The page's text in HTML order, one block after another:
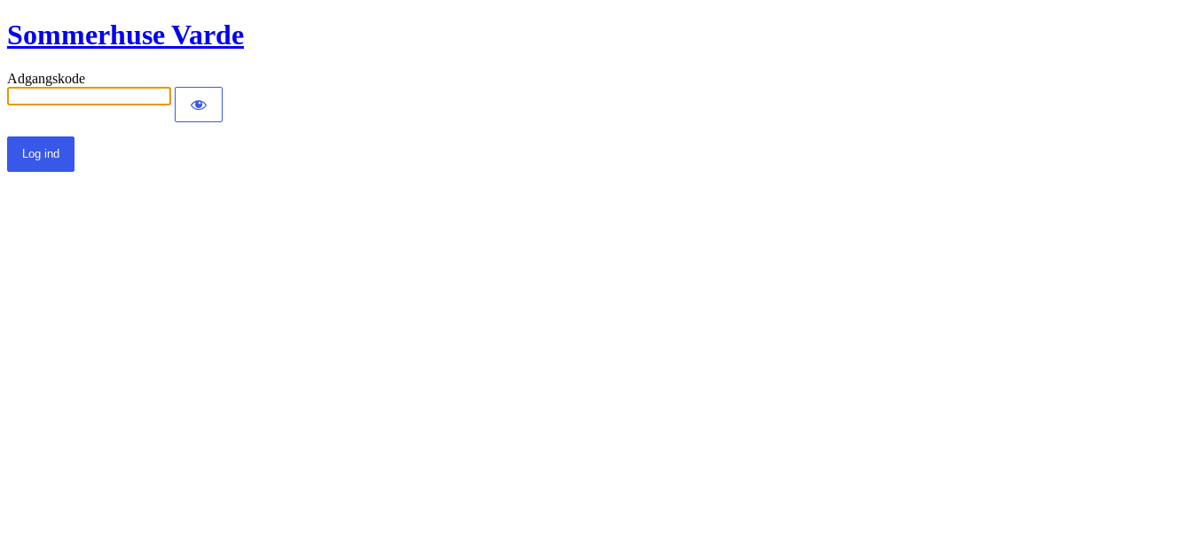
Sommerhuse Varde
Adgangskode